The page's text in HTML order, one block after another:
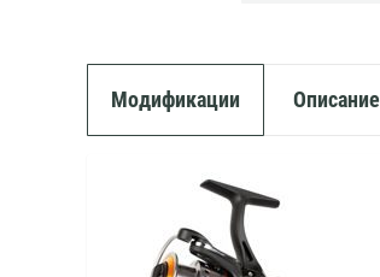
Модификации Описание